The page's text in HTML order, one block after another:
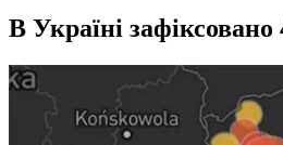
В Україні